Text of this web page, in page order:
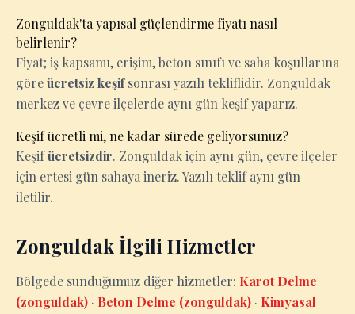
Zonguldak'ta yapısal güçlendirme fiyatı nasıl
belirlenir?
Fiyat; iş kapsamı, erişim, beton sınıfı ve saha koşullarına
göreücretsiz keşifsonrası yazılı tekliflidir. Zonguldak
merkez ve çevre ilçelerde aynı gün keşif yaparız.
Keşif ücretli mi, ne kadar sürede geliyorsunuz?
Keşifücretsizdir. Zonguldak için aynı gün, çevre ilçeler
için ertesi gün sahaya ineriz. Yazılı teklif aynı gün
iletilir.
Zonguldak İlgili Hizmetler
Bölgede sunduğumuz diğer hizmetler: Karot Delme
(zonguldak) · Beton Delme (zonguldak) · Kimyasal